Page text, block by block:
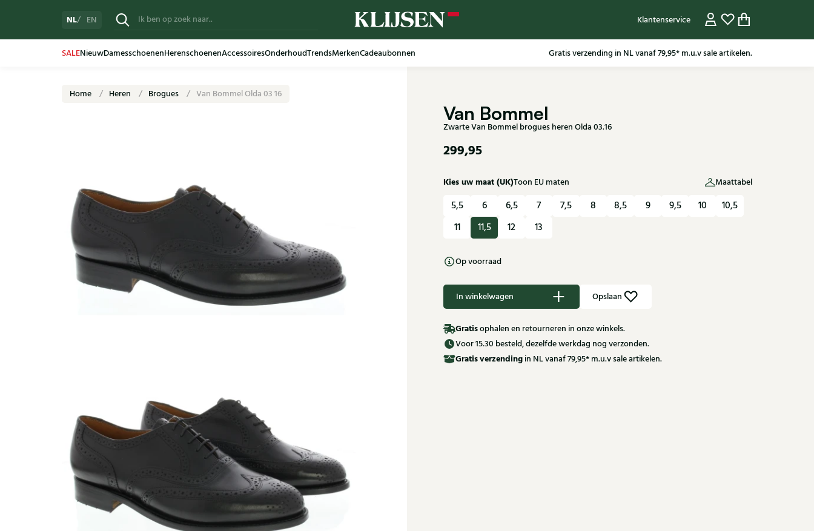
NL EN Klantenservice
SALENieuwDamesschoenenHerenschoenenAccessoiresOnderhoudTrendsMerkenCadeaubonnen Gratis verzending in NL vanaf 79,95* m.u.v sale artikelen.
Home Heren Brogues Van Bommel Olda 03 16
Van Bommel
Zwarte Van Bommel brogues heren Olda 03.16
299,95
Kies uw maat (UK)Toon EU maten Maattabel
5,5 6 6,5 7 7,5 8 8,5 9 9,5 10
10,5
11
11,5 12 13
Op voorraad
In winkelwagen Opslaan
Gratisophalen en retourneren in onze winkels.
Voor 15.30 besteld, dezelfde werkdag nog verzonden.
Gratisverzending in NL vanaf 79,95* m.u.v sale artikelen.